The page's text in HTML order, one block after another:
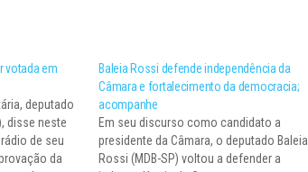
votada em
deputado
disse neste
de seu
da
Baleia Rossi defende independência da
Câmara e fortalecimento da democracia;
acompanhe
Em seu discurso como candidato a
presidente da Câmara, o deputado Baleia
Rossi (MDB-SP) voltou a defender a